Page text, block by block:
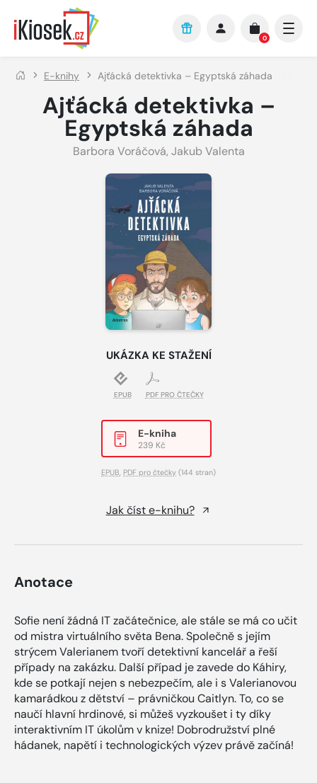
Přejít na hlavní obsah
0
E-knihy Ajťácká detektivka – Egyptská záhada
Ajťácká detektivka –
Egyptská záhada
Barbora Voráčová, Jakub Valenta
UKÁZKA KE STAŽENÍ
EPUB PDF PRO ČTEČKY
E-kniha
239 Kč
EPUB, PDF pro čtečky (144 stran)
Jak číst e-knihu?
Anotace
Sofie není žádná IT začátečnice, ale stále se má co učit
od mistra virtuálního světa Bena. Společně s jejím
strýcem Valerianem tvoří detektivní kancelář a řeší
případy na zakázku. Další případ je zavede do Káhiry,
kde se potkají nejen s nebezpečím, ale i s Valerianovou
kamarádkou z dětství – právničkou Caitlyn. To, co se
naučí hlavní hrdinové, si můžeš vyzkoušet i ty díky
interaktivním IT úkolům v knize! Dobrodružství plné
hádanek, napětí i technologických výzev právě začíná!